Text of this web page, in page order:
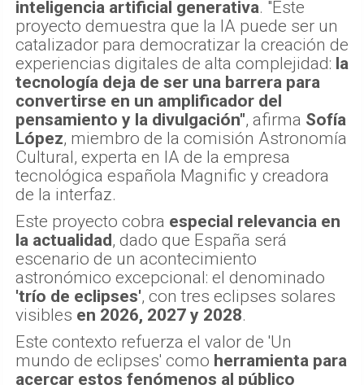
inteligencia artificial generativa. "Este
proyecto demuestra que la IA puede ser un
catalizador para democratizar la creación de
experiencias digitales de alta complejidad: la
tecnología deja de ser una barrera para
convertirse en un amplificador del
pensamiento y la divulgación", afirma Sofía
López, miembro de la comisión Astronomía
Cultural, experta en IA de la empresa
tecnológica española Magnific y creadora
de la interfaz.
Este proyecto cobra especial relevancia en
la actualidad, dado que España será
escenario de un acontecimiento
astronómico excepcional: el denominado
'trío de eclipses', con tres eclipses solares
visibles en 2026, 2027 y 2028.
Este contexto refuerza el valor de 'Un
mundo de eclipses' como herramienta para
acercar estos fenómenos al público